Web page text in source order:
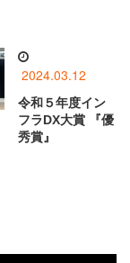
2024.03.12
令和５年度イン
フラDX大賞 『優
秀賞』